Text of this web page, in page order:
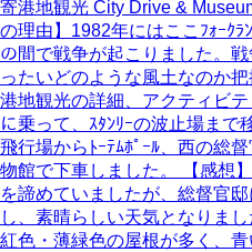
寄港地観光 City Drive &
の理由】1982年にはここﾌｫｰｸﾗ
の間で戦争が起こりました。
ったいどのような風土なのか
港地観光の詳細、アクティビテ
に乗って、ｽﾀﾝﾘｰの波止場まで
飛行場からﾄｰﾃﾑﾎﾟｰﾙ、西の総
物館で下車しました。 【感想
を諦めていましたが、総督官
し、素晴らしい天気となりま
紅色・薄緑色の屋根が多く、